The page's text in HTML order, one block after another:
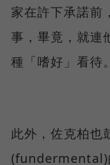
家在許下承諾前
事，畢竟，就連
種「嗜好」看待。
此外，佐克柏也
(fundermental)